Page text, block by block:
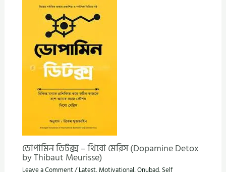
ডোপামিন ডিটক্স – থিবো মেরিস (Dopamine Detox
by Thibaut Meurisse)
Leave a Comment/Latest, Motivational,Onubad, Self